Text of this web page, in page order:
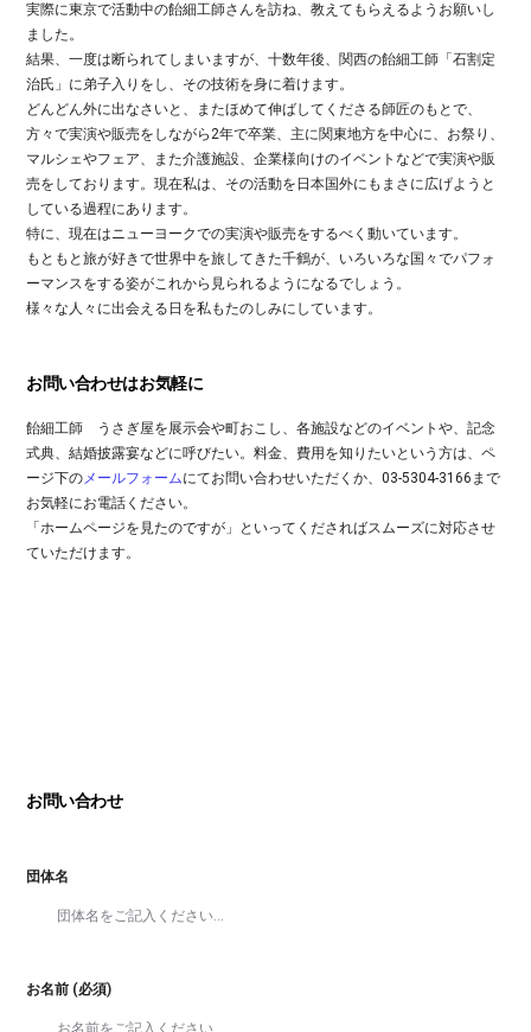
実際に東京で活動中の飴細工師さんを訪ね、教えてもらえるようお願いし
ました。
結果、一度は断られてしまいますが、十数年後、関西の飴細工師「石割定
治氏」に弟子入りをし、その技術を身に着けます。
どんどん外に出なさいと、またほめて伸ばしてくださる師匠のもとで、
方々で実演や販売をしながら2年で卒業、主に関東地方を中心に、お祭り、
マルシェやフェア、また介護施設、企業様向けのイベントなどで実演や販
売をしております。現在私は、その活動を日本国外にもまさに広げようと
している過程にあります。
特に、現在はニューヨークでの実演や販売をするべく動いています。
もともと旅が好きで世界中を旅してきた千鶴が、いろいろな国々でパフォ
ーマンスをする姿がこれから見られるようになるでしょう。
様々な人々に出会える日を私もたのしみにしています。
お問い合わせはお気軽に
飴細工師 うさぎ屋を展示会や町おこし、各施設などのイベントや、記念
式典、結婚披露宴などに呼びたい。料金、費用を知りたいという方は、ペ
ージ下のメールフォームにてお問い合わせいただくか、03-5304-3166まで
お気軽にお電話ください。
「ホームページを見たのですが」といってくださればスムーズに対応させ
ていただけます。
お問い合わせ
団体名
お名前 (必須)